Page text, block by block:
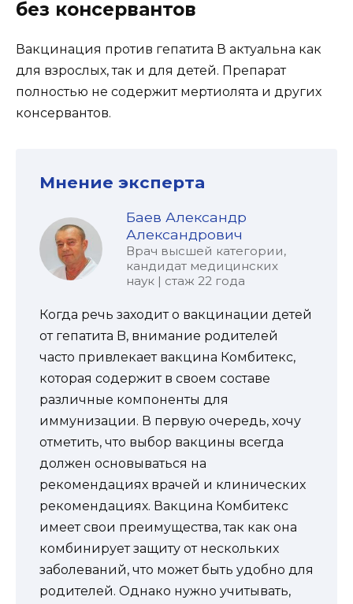
без консервантов
Вакцинация против гепатита В актуальна как
для взрослых, так и для детей. Препарат
полностью не содержит мертиолята и других
консервантов.
Мнение эксперта
Баев Александр
Александрович
Врач высшей категории,
кандидат медицинских
наук | стаж 22 года
Когда речь заходит о вакцинации детей
от гепатита B, внимание родителей
часто привлекает вакцина Комбитекс,
которая содержит в своем составе
различные компоненты для
иммунизации. В первую очередь, хочу
отметить, что выбор вакцины всегда
должен основываться на
рекомендациях врачей и клинических
рекомендациях. Вакцина Комбитекс
имеет свои преимущества, так как она
комбинирует защиту от нескольких
заболеваний, что может быть удобно для
родителей. Однако нужно учитывать,